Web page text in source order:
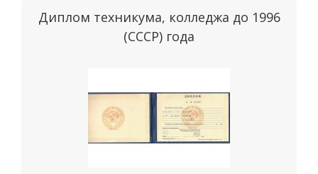
Диплом техникума, колледжа до 1996
(СССР) года